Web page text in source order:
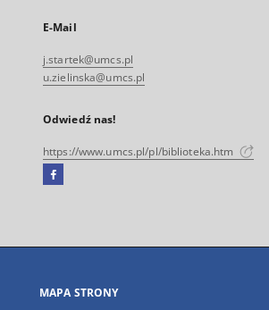
E-Mail
j.startek@umcs.pl
u.zielinska@umcs.pl
Odwiedź nas!
https://www.umcs.pl/pl/biblioteka.htm
Facebook
się
karcie
MAPA STRONY